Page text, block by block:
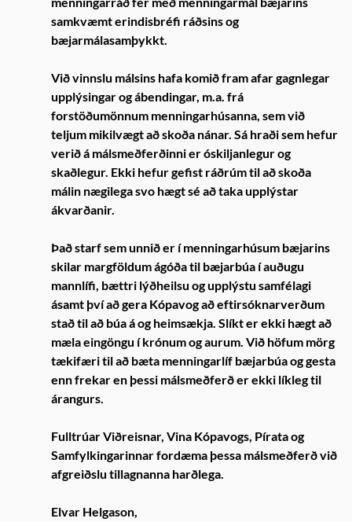
samkvæmt erindisbréfi ráðsins og
bæjarmálasamþykkt.
Við vinnslu málsins hafa komið fram afar gagnlegar
upplýsingar og ábendingar, m.a. frá
forstöðumönnum menningarhúsanna, sem við
teljum mikilvægt að skoða nánar. Sá hraði sem hefur
verið á málsmeðferðinni er óskiljanlegur og
skaðlegur. Ekki hefur gefist ráðrúm til að skoða
málin nægilega svo hægt sé að taka upplýstar
ákvarðanir.
Það starf sem unnið er í menningarhúsum bæjarins
skilar margföldum ágóða til bæjarbúa í auðugu
mannlífi, bættri lýðheilsu og upplýstu samfélagi
ásamt því að gera Kópavog að eftirsóknarverðum
stað til að búa á og heimsækja. Slíkt er ekki hægt að
mæla eingöngu í krónum og aurum. Við höfum mörg
tækifæri til að bæta menningarlíf bæjarbúa og gesta
enn frekar en þessi málsmeðferð er ekki líkleg til
árangurs.
Fulltrúar Viðreisnar, Vina Kópavogs, Pírata og
Samfylkingarinnar fordæma þessa málsmeðferð við
afgreiðslu tillagnanna harðlega.
Elvar Helgason,